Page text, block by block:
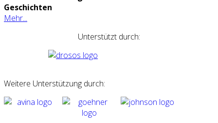
Geschichten
Mehr...
Unterstützt durch:
Weitere Unterstützung durch: